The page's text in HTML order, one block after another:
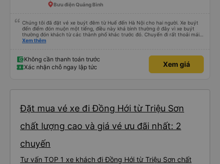
Bưu điện Quảng Bình
Chúng tôi đã đặt vé xe buýt đêm từ Huế đến Hà Nội cho hai người. Xe buýt
đến điểm đón muộn một tiếng, điều này khá bình thường ở đây vì xe buýt
thường đón khách từ các thành phố khác trước đó. Chuyến đi rất thoải mái,
ghế nằm êm ái, và ngay cả người cao 1,80 m như tôi vẫn ngủ ngon. Sau khi
rắc rối như vậy, nhưng thật tốt khi thấy công ty xe buýt quan tâm đến
khách hàng của mình. Chúng tôi chắc chắn sẽ đi xe của họ lần nữa.
Xem thêm
Không cần thanh toán trước
Xác nhận chỗ ngay lập tức
Xem giá
Đặt mua vé xe đi Đồng Hới từ Triệu Sơn
chất lượng cao và giá vé ưu đãi nhất: 2
chuyến
Tư vấn TOP 1 xe khách đi Đồng Hới từ Triệu Sơn chất